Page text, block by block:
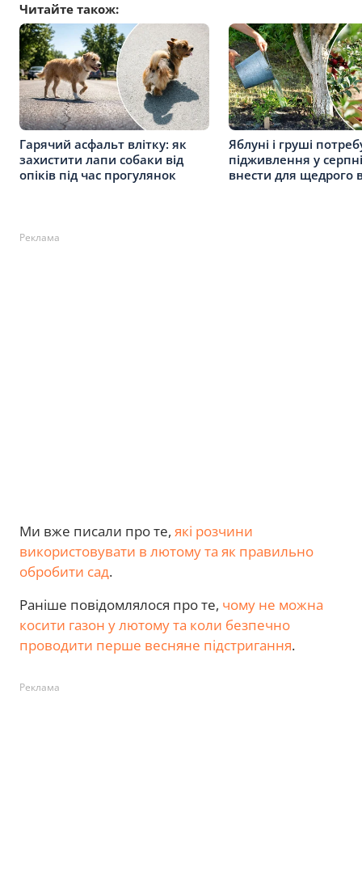
Читайте також:
Гарячий асфальт влітку: як
захистити лапи собаки від
опіків під час прогулянок
Яблуні і груші
підживлення у
внести для щедрого
Реклама
Ми вже писали про те, які розчини
використовувати в лютому та як правильно
обробити сад.
Раніше повідомлялося про те, чому не можна
косити газон у лютому та коли безпечно
проводити перше весняне підстригання.
Реклама